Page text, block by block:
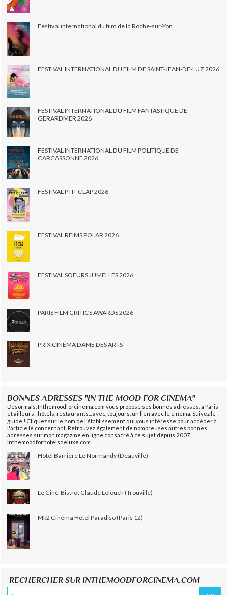
Festival international du film de la Roche-sur-Yon
FESTIVAL INTERNATIONAL DU FILM DE SAINT-JEAN-DE-LUZ 2026
FESTIVAL INTERNATIONAL DU FILM FANTASTIQUE DE
GERARDMER 2026
FESTIVAL INTERNATIONAL DU FILM POLITIQUE DE
CARCASSONNE 2026
FESTIVAL PTIT CLAP 2026
FESTIVAL REIMS POLAR 2026
FESTIVAL SOEURS JUMELLES 2026
PARIS FILM CRITICS AWARDS 2026
PRIX CINÉMA DAME DES ARTS
BONNES ADRESSES "IN THE MOOD FOR CINEMA"
Désormais, Inthemoodforcinema.com vous propose ses bonnes adresses, à Paris
et ailleurs : hôtels, restaurants... avec, toujours, un lien avec le cinéma. Suivez le
guide ! Cliquez sur le nom de l'établissement qui vous intéresse pour accéder à
l'article le concernant. Retrouvez également de nombreuses autres bonnes
adresses sur mon magazine en ligne consacré à ce sujet depuis 2007,
Inthemoodforhotelsdeluxe.com.
Hôtel Barrière Le Normandy (Deauville)
Le Ciné-Bistrot Claude Lelouch (Trouville)
Mk2 Cinéma Hôtel Paradiso (Paris 12)
RECHERCHER SUR INTHEMOODFORCINEMA.COM